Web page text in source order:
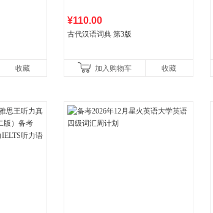
收藏
¥110.00
古代汉语词典 第3版
加入购物车 收藏